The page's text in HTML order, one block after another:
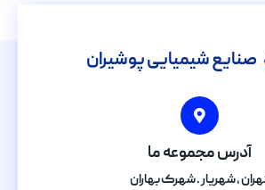
صنایع شیمیایی پوشیران
آدرس مجموعه ما
, شهریار . شهرک بهاران